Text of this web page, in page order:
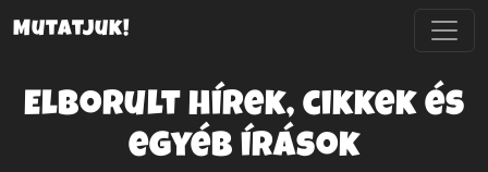
Mutatjuk!
Elborult hírek, cikkek és
egyéb írások